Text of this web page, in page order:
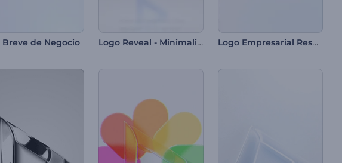
de Negocio Logo Reveal - Minimalista Logo Empresarial Resplandeciente